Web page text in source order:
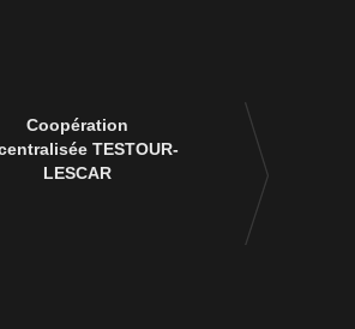
Coopération
TESTOUR-
LESCAR
90 ème
disparition